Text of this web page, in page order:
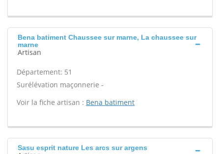
Bena batiment Chaussee sur marne, La chaussee sur
marne
Artisan
Département: 51
Surélévation maçonnerie -
Voir la fiche artisan : Bena batiment
Sasu esprit nature Les arcs sur argens